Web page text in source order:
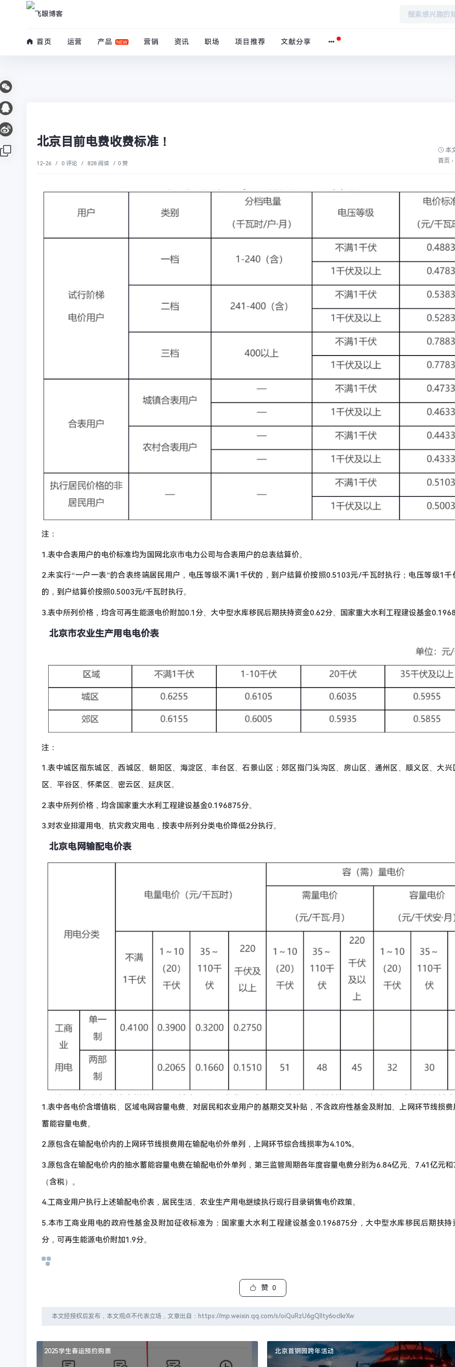
/www/wwwroot/blog.firsource.cn/usr/themes/spimes/header.php on line
" style="--theme: #2299DD;">
首页 运营 产品 营销 资讯 职场 项目推荐 文献分享
北京目前电费收费标准！
12-26 / 0 评论 / 828 阅读 / 0 赞
本
首页 ›
注：
1.表中合表用户的电价标准均为国网北京市电力公司与合表用户的总表结算价。
2.未实行“一户一表”的合表终端居民用户，电压等级不满1千伏的，到户结算价按照0.5103元/千瓦时执行；电压等级1千
的，到户结算价按照0.5003元/千瓦时执行。
3.表中所列价格，均含可再生能源电价附加0.1分、大中型水库移民后期扶持资金0.62分、国家重大水利工程建设基金
北京市农业生产用电电价表
注：
1.表中城区指东城区、西城区、朝阳区、海淀区、丰台区、石景山区；郊区指门头沟区、房山区、通州区、顺义区、大兴
区、平谷区、怀柔区、密云区、延庆区。
2.表中所列价格，均含国家重大水利工程建设基金0.196875分。
3.对农业排灌用电、抗灾救灾用电，按表中所列分类电价降低2分执行。
北京电网输配电价表
1.表中各电价含增值税、区域电网容量电费、对居民和农业用户的基期交叉补贴，不含政府性基金及附加、上网环节线损费
蓄能容量电费。
2.原包含在输配电价内的上网环节线损费用在输配电价外单列，上网环节综合线损率为4.10%。
3.原包含在输配电价内的抽水蓄能容量电费在输配电价外单列，第三监管周期各年度容量电费分别为6.84亿元、7.41亿元
（含税）。
4.工商业用户执行上述输配电价表，居民生活、农业生产用电继续执行现行目录销售电价政策。
5.本市工商业用电的政府性基金及附加征收标准为：国家重大水利工程建设基金0.196875分，大中型水库移民后期扶持
分，可再生能源电价附加1.9分。